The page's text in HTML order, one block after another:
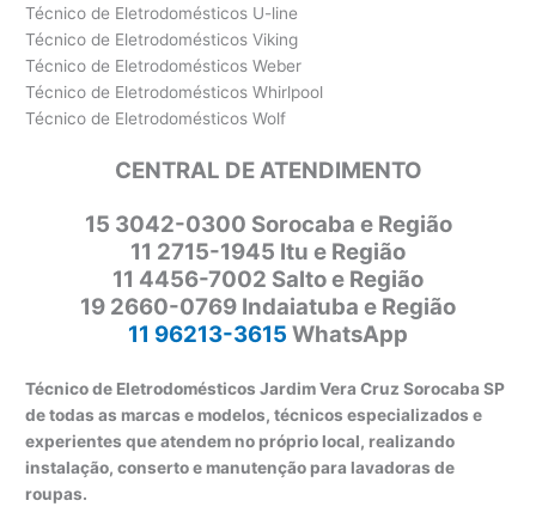
Técnico de Eletrodomésticos U-line
Técnico de Eletrodomésticos Viking
Técnico de Eletrodomésticos Weber
Técnico de Eletrodomésticos Whirlpool
Técnico de Eletrodomésticos Wolf
CENTRAL DE ATENDIMENTO
15 3042-0300 Sorocaba e Região
11 2715-1945 Itu e Região
11 4456-7002 Salto e Região
19 2660-0769 Indaiatuba e Região
11 96213-3615 WhatsApp
Técnico de Eletrodomésticos Jardim Vera Cruz Sorocaba SP
de todas as marcas e modelos, técnicos especializados e
experientes que atendem no próprio local, realizando
instalação, conserto e manutenção para lavadoras de
roupas.